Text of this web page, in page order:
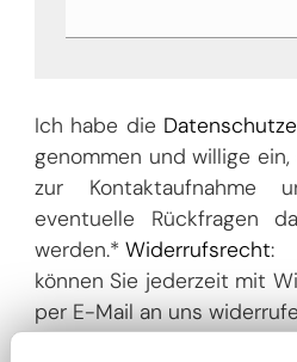
Ich habe die
genommen und willige
zur Kontaktaufnahme
eventuelle Rückfragen
werden.* Widerrufsrecht:
können Sie jederzeit mit
per E-Mail an uns